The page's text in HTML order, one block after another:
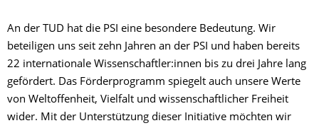
An der TUD hat die PSI eine besondere Bedeutung. Wir
beteiligen uns seit zehn Jahren an der PSI und haben bereits
22 internationale Wissenschaftler:innen bis zu drei Jahre lang
gefördert. Das Förderprogramm spiegelt auch unsere Werte
von Weltoffenheit, Vielfalt und wissenschaftlicher Freiheit
wider. Mit der Unterstützung dieser Initiative möchten wir